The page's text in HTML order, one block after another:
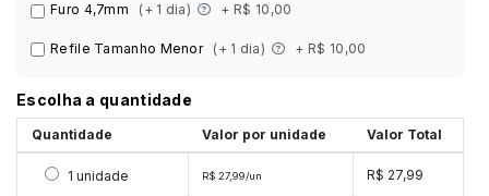
Furo 4,7mm (+ 1 dia) + R$ 10,00
Refile Tamanho Menor (+ 1 dia) + R$ 10,00
Escolha a quantidade
Quantidade Valor por unidade Valor Total
Selecionar 1 unidade
1 unidade R$ 27,99/un R$ 27,99